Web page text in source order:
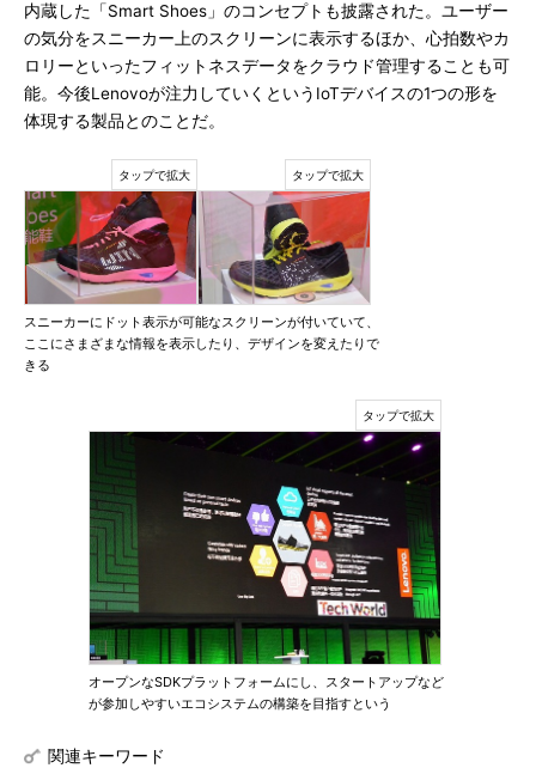
内蔵した「Smart Shoes」のコンセプトも披露された。ユーザー
の気分をスニーカー上のスクリーンに表示するほか、心拍数やカ
ロリーといったフィットネスデータをクラウド管理することも可
能。今後Lenovoが注力していくというIoTデバイスの1つの形を
体現する製品とのことだ。
スニーカーにドット表示が可能なスクリーンが付いていて、
ここにさまざまな情報を表示したり、デザインを変えたりで
きる
オープンなSDKプラットフォームにし、スタートアップなど
が参加しやすいエコシステムの構築を目指すという
関連キーワード